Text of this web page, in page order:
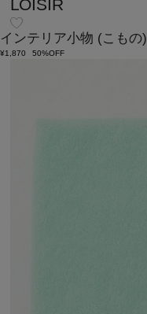
LOISIR
インテリア小物 (こもの)
¥1,870 50%OFF